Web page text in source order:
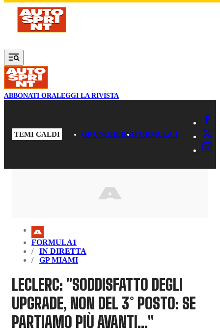
Vai al contenuto principale
ABBONATI ORALEGGI LA RIVISTA
TEMI CALDI GP UNGHERIAFORMULA 1
FORMULA1
IN DIRETTA
GP MIAMI
LECLERC: "SODDISFATTO DEGLI
UPGRADE, NON DEL 3° POSTO: SE
PARTIAMO PIÙ AVANTI..."